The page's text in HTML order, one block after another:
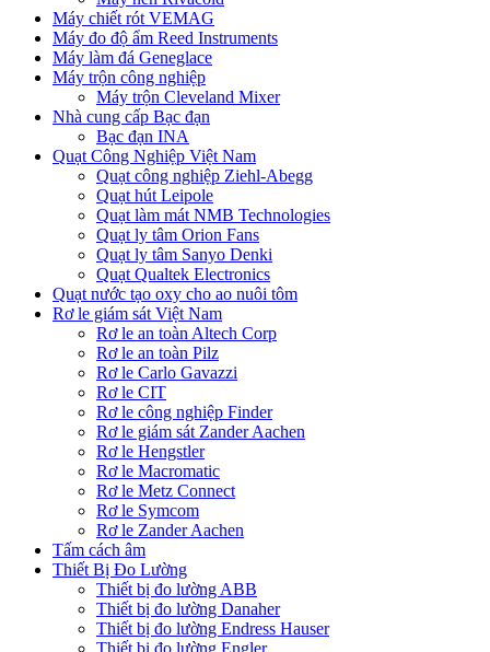
Máy chiết rót VEMAG
Máy đo độ ẩm Reed Instruments
Máy làm đá Geneglace
Máy trộn công nghiệp
Máy trộn Cleveland Mixer
Nhà cung cấp Bạc đạn
Bạc đạn INA
Quạt Công Nghiệp Việt Nam
Quạt công nghiệp Ziehl-Abegg
Quạt hút Leipole
Quạt làm mát NMB Technologies
Quạt ly tâm Orion Fans
Quạt ly tâm Sanyo Denki
Quạt Qualtek Electronics
Quạt nước tạo oxy cho ao nuôi tôm
Rơ le giám sát Việt Nam
Rơ le an toàn Altech Corp
Rơ le an toàn Pilz
Rơ le Carlo Gavazzi
Rơ le CIT
Rơ le công nghiệp Finder
Rơ le giám sát Zander Aachen
Rơ le Hengstler
Rơ le Macromatic
Rơ le Metz Connect
Rơ le Symcom
Rơ le Zander Aachen
Tấm cách âm
Thiết Bị Đo Lường
Thiết bị đo lường ABB
Thiết bị đo lường Danaher
Thiết bị đo lường Endress Hauser